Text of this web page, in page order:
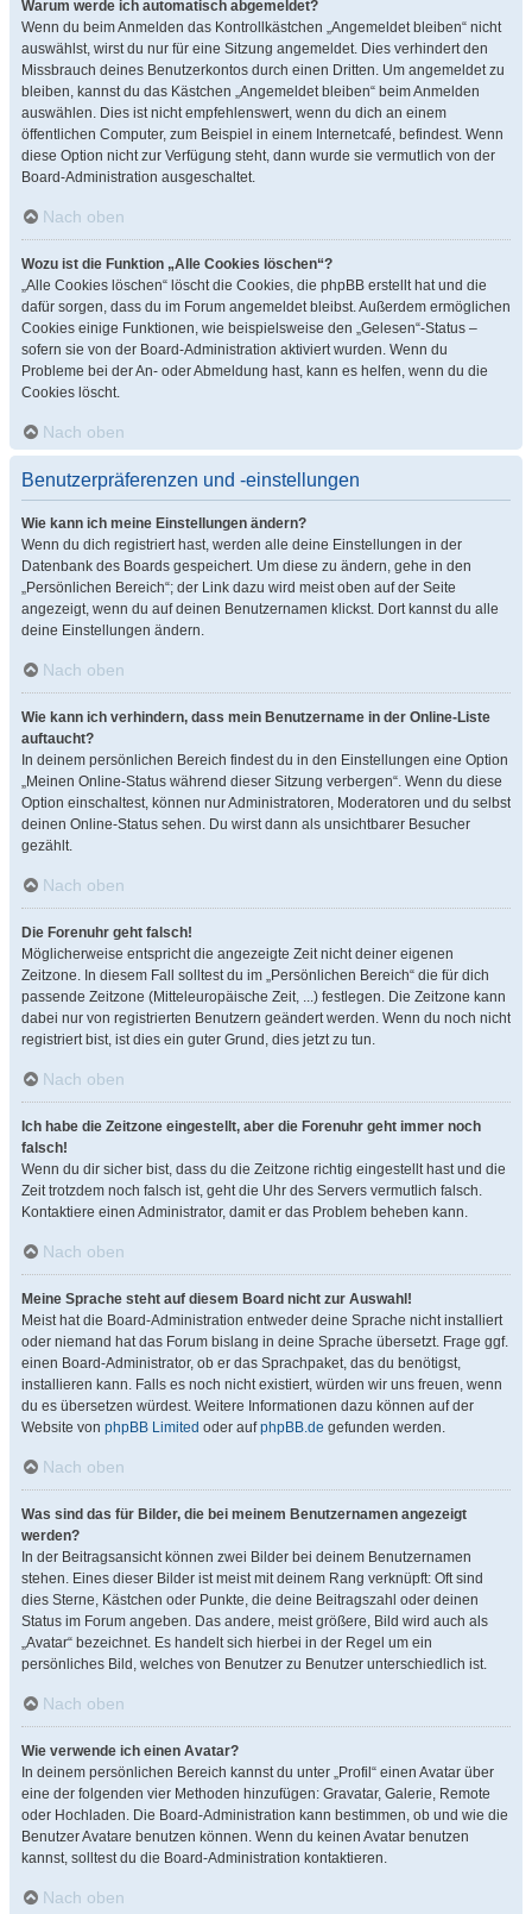
Warum werde ich automatisch abgemeldet?
Wenn du beim Anmelden das Kontrollkästchen „Angemeldet bleiben“ nicht
auswählst, wirst du nur für eine Sitzung angemeldet. Dies verhindert den
Missbrauch deines Benutzerkontos durch einen Dritten. Um angemeldet zu
bleiben, kannst du das Kästchen „Angemeldet bleiben“ beim Anmelden
auswählen. Dies ist nicht empfehlenswert, wenn du dich an einem
öffentlichen Computer, zum Beispiel in einem Internetcafé, befindest. Wenn
diese Option nicht zur Verfügung steht, dann wurde sie vermutlich von der
Board-Administration ausgeschaltet.
Nach oben
Wozu ist die Funktion „Alle Cookies löschen“?
„Alle Cookies löschen“ löscht die Cookies, die phpBB erstellt hat und die
dafür sorgen, dass du im Forum angemeldet bleibst. Außerdem ermöglichen
Cookies einige Funktionen, wie beispielsweise den „Gelesen“-Status –
sofern sie von der Board-Administration aktiviert wurden. Wenn du
Probleme bei der An- oder Abmeldung hast, kann es helfen, wenn du die
Cookies löscht.
Nach oben
Benutzerpräferenzen und -einstellungen
Wie kann ich meine Einstellungen ändern?
Wenn du dich registriert hast, werden alle deine Einstellungen in der
Datenbank des Boards gespeichert. Um diese zu ändern, gehe in den
„Persönlichen Bereich“; der Link dazu wird meist oben auf der Seite
angezeigt, wenn du auf deinen Benutzernamen klickst. Dort kannst du alle
deine Einstellungen ändern.
Nach oben
Wie kann ich verhindern, dass mein Benutzername in der Online-Liste
auftaucht?
In deinem persönlichen Bereich findest du in den Einstellungen eine Option
„Meinen Online-Status während dieser Sitzung verbergen“. Wenn du diese
Option einschaltest, können nur Administratoren, Moderatoren und du selbst
deinen Online-Status sehen. Du wirst dann als unsichtbarer Besucher
gezählt.
Nach oben
Die Forenuhr geht falsch!
Möglicherweise entspricht die angezeigte Zeit nicht deiner eigenen
Zeitzone. In diesem Fall solltest du im „Persönlichen Bereich“ die für dich
passende Zeitzone (Mitteleuropäische Zeit, ...) festlegen. Die Zeitzone kann
dabei nur von registrierten Benutzern geändert werden. Wenn du noch nicht
registriert bist, ist dies ein guter Grund, dies jetzt zu tun.
Nach oben
Ich habe die Zeitzone eingestellt, aber die Forenuhr geht immer noch
falsch!
Wenn du dir sicher bist, dass du die Zeitzone richtig eingestellt hast und die
Zeit trotzdem noch falsch ist, geht die Uhr des Servers vermutlich falsch.
Kontaktiere einen Administrator, damit er das Problem beheben kann.
Nach oben
Meine Sprache steht auf diesem Board nicht zur Auswahl!
Meist hat die Board-Administration entweder deine Sprache nicht installiert
oder niemand hat das Forum bislang in deine Sprache übersetzt. Frage ggf.
einen Board-Administrator, ob er das Sprachpaket, das du benötigst,
installieren kann. Falls es noch nicht existiert, würden wir uns freuen, wenn
du es übersetzen würdest. Weitere Informationen dazu können auf der
Website von phpBB Limited oder aufphpBB.de gefunden werden.
Nach oben
Was sind das für Bilder, die bei meinem Benutzernamen angezeigt
werden?
In der Beitragsansicht können zwei Bilder bei deinem Benutzernamen
stehen. Eines dieser Bilder ist meist mit deinem Rang verknüpft: Oft sind
dies Sterne, Kästchen oder Punkte, die deine Beitragszahl oder deinen
Status im Forum angeben. Das andere, meist größere, Bild wird auch als
„Avatar“ bezeichnet. Es handelt sich hierbei in der Regel um ein
persönliches Bild, welches von Benutzer zu Benutzer unterschiedlich ist.
Nach oben
Wie verwende ich einen Avatar?
In deinem persönlichen Bereich kannst du unter „Profil“ einen Avatar über
eine der folgenden vier Methoden hinzufügen: Gravatar, Galerie, Remote
oder Hochladen. Die Board-Administration kann bestimmen, ob und wie die
Benutzer Avatare benutzen können. Wenn du keinen Avatar benutzen
kannst, solltest du die Board-Administration kontaktieren.
Nach oben